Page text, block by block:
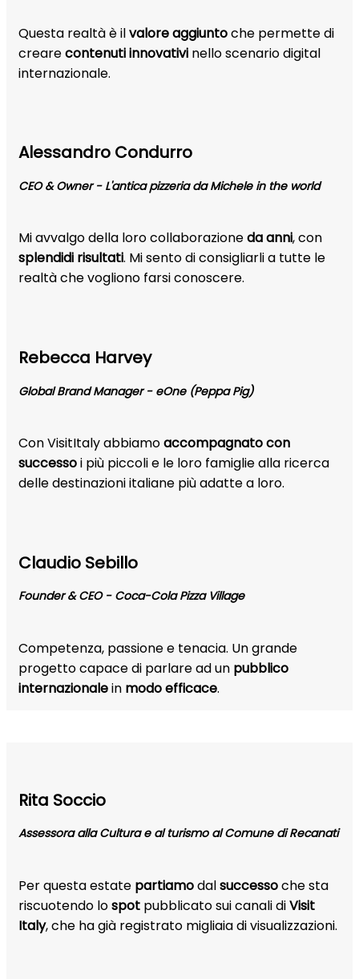
Questa realtà è ilvalore aggiuntoche permette di
crearecontenuti innovativi nello scenario digital
internazionale.
Alessandro Condurro
CEO & Owner - L'antica pizzeria da Michele in the world
Mi avvalgo della loro collaborazioneda anni, con
splendidi risultati. Mi sento di consigliarli a tutte le
realtà che vogliono farsi conoscere.
Rebecca Harvey
Global Brand Manager - eOne (Peppa Pig)
Con VisitItaly abbiamoaccompagnato con
successoi più piccoli e le loro famiglie alla ricerca
delle destinazioni italiane più adatte a loro.
Claudio Sebillo
Founder & CEO - Coca-Cola Pizza Village
Competenza, passione e tenacia. Un grande
progetto capace di parlare ad un pubblico
internazionalein modo efficace.
Rita Soccio
Assessora alla Cultura e al turismo al Comune di Recanati
Per questa estate partiamodalsuccessoche sta
riscuotendo lospot pubblicato sui canali diVisit
Italy, che ha già registrato migliaia di visualizzazioni.